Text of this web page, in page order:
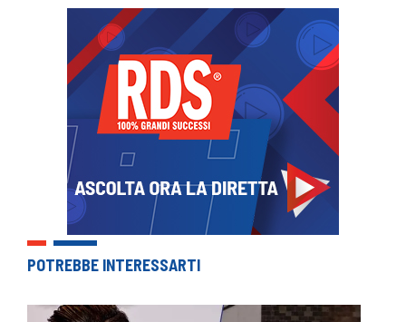
POTREBBE INTERESSARTI